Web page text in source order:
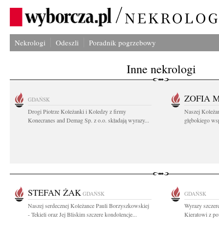
Nekrologi Odeszli Poradnik pogrzebowy
Inne nekrologi
GDAŃSK
Drogi Piotrze Koleżanki i Koledzy z firmy
Konecranes and Demag Sp. z o.o. składają wyrazy...
ZOFIA
Naszej
głębokiego
STEFAN ŻAK GDAŃSK
Naszej serdecznej Koleżance Pauli Borzyszkowskiej
- Tekieli oraz Jej Bliskim szczere kondolencje...
GDAŃSK
Wyrazy
Kieratowi z